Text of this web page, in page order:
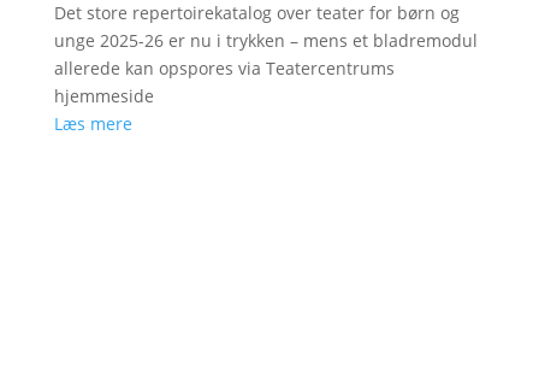
Det store repertoirekatalog over teater for børn og
unge 2025-26 er nu i trykken – mens et bladremodul
allerede kan opspores via Teatercentrums
hjemmeside
Læs mere